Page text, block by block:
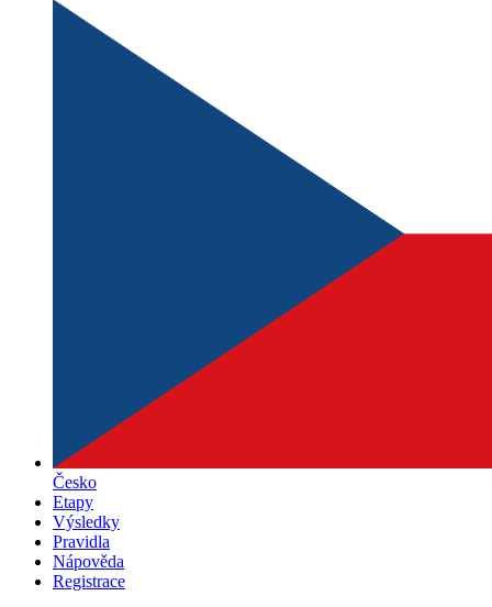
Česko
Etapy
Výsledky
Pravidla
Nápověda
Registrace